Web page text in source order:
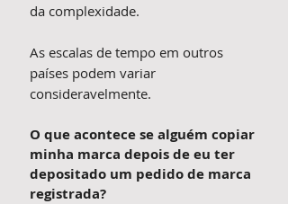
da complexidade.
As escalas de tempo em outros
países podem variar
consideravelmente.
O que acontece se alguém copiar
minha marca depois de eu ter
depositado um pedido de marca
registrada?